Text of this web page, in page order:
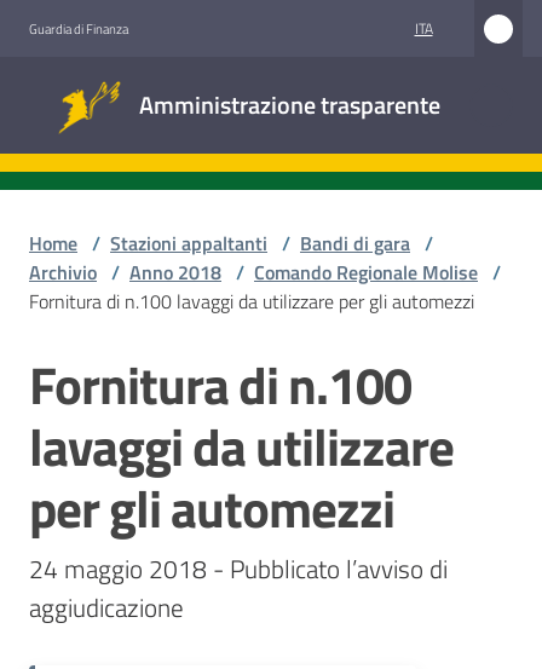
Guardia di Finanza ITA
Amministrazione trasparente
trasparente
Stazioni
appaltanti
Contatti
Home / Stazioni appaltanti / Bandi di gara /
Archivio / Anno 2018 / Comando Regionale Molise /
Fornitura di n.100 lavaggi da utilizzare per gli automezzi
Salta al contenuto
Fornitura di n.100
lavaggi da utilizzare
per gli automezzi
24 maggio 2018 - Pubblicato l’avviso di